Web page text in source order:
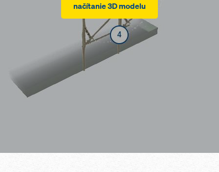
načítanie 3D modelu